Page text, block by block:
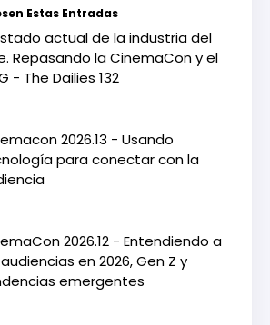
Estas Entradas
actual de la industria del
Repasando la CinemaCon y el
- The Dailies 132
2026.13 - Usando
para conectar con la
2026.12 - Entendiendo a
en 2026, Gen Z y
emergentes